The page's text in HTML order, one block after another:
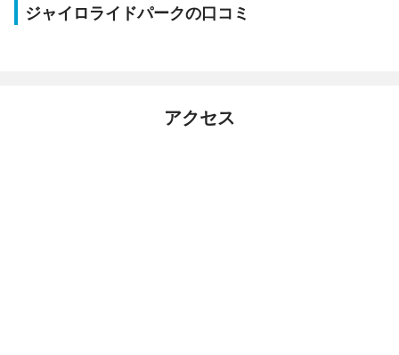
ジャイロライドパークの口コミ
アクセス